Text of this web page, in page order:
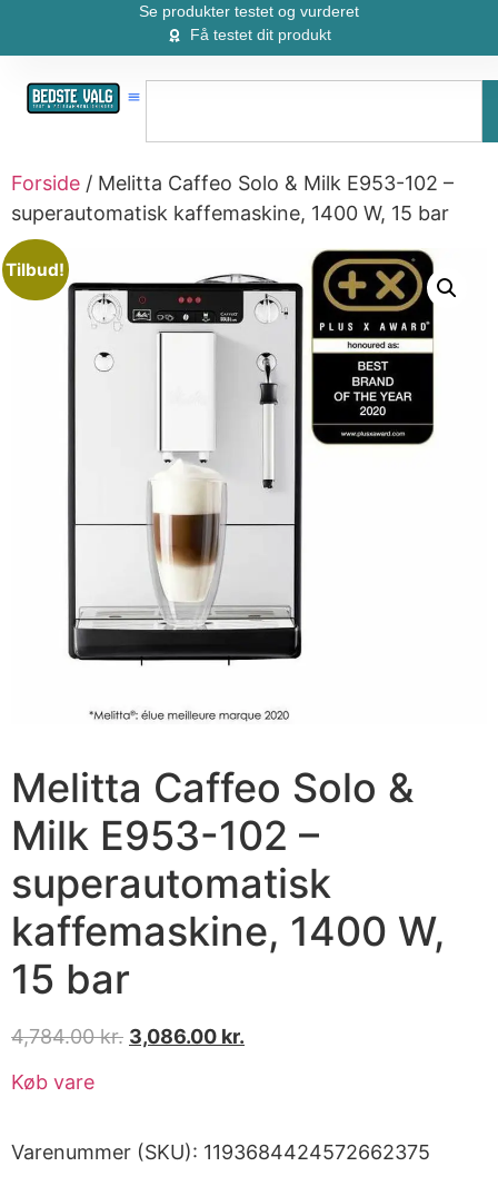
Se produkter testet og vurderet
Få testet dit produkt
Forside / Melitta Caffeo Solo & Milk E953-102 –
superautomatisk kaffemaskine, 1400 W, 15 bar
Tilbud!
Melitta Caffeo Solo &
Milk E953-102 –
superautomatisk
kaffemaskine, 1400 W,
15 bar
4,784.00kr. 3,086.00 kr.
Køb vare
Varenummer (SKU): 1193684424572662375